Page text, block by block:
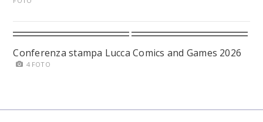
Conferenza stampa Lucca Comics and Games 2026
4 FOTO